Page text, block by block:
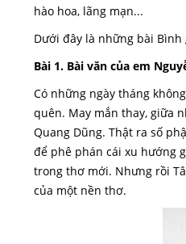
hào hoa, lãng mạn...
Dưới đây là những bài Bình
Bài 1. Bài văn của em
Có những ngày tháng
quên. May mắn thay, giữa
Quang Dũng. Thật ra số
để phê phán cái xu hướng
trong thơ mới. Nhưng rồi
của một nền thơ.